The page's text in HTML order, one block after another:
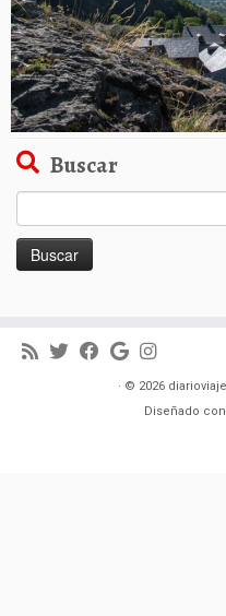
Buscar
· © 2026
Diseñado con